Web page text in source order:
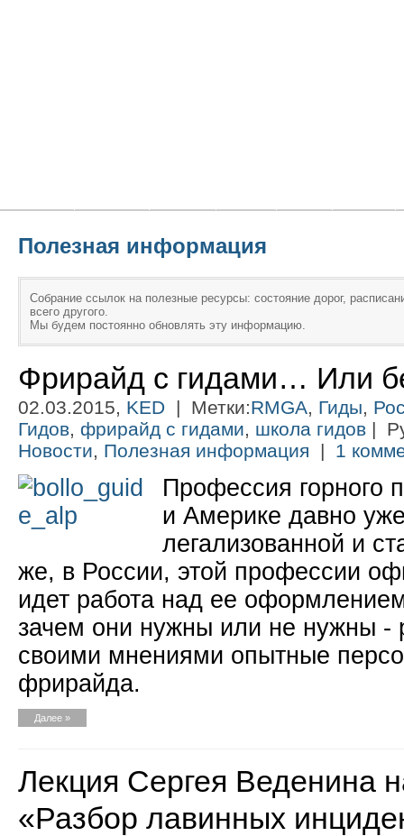
Полезная информация
Собрание ссылок на полезные ресурсы: состояние дорог,
всего другого.
Мы будем постоянно обновлять эту информацию.
Фрирайд с гидами… Или
02.03.2015, KED | Метки:RMGA, Гиды,
Гидов, фрирайд с гидами, школа гидов |
Новости, Полезная информация | 1
Профессия горного
и Америке давно
легализованной и
же, в России, этой профессии
идет работа над ее
зачем они нужны или не нужны -
своими мнениями опытные
фрирайда.
Далее »
Лекция Сергея
«Разбор лавинных